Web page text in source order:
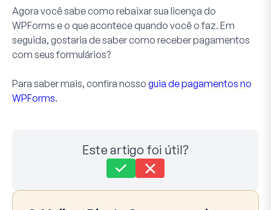
Agora você sabe como rebaixar sua licença do
WPForms e o que acontece quando você o faz. Em
seguida, gostaria de saber como receber pagamentos
com seus formulários?
Para saber mais, confira nosso guia de pagamentos no
WPForms.
Este artigo foi útil?
Ainda com dificuldades?